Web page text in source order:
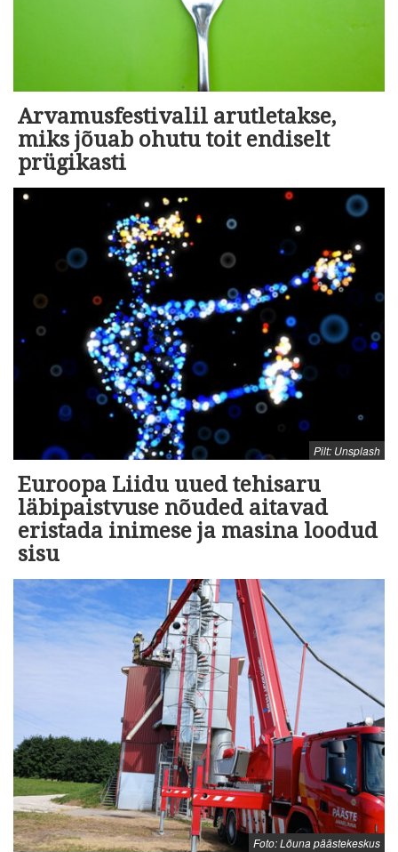
Arvamusfestivalil arutletakse,
miks jõuab ohutu toit endiselt
prügikasti
Pilt: Unsplash
Euroopa Liidu uued tehisaru
läbipaistvuse nõuded aitavad
eristada inimese ja masina loodud
sisu
Foto: Lõuna päästekeskus